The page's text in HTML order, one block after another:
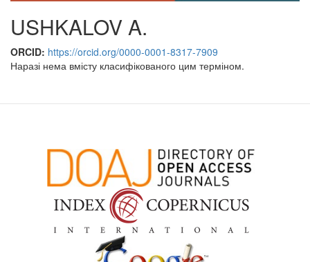
USHKALOV A.
ORCID: https://orcid.org/0000-0001-8317-7909
Наразі нема вмісту класифікованого цим терміном.